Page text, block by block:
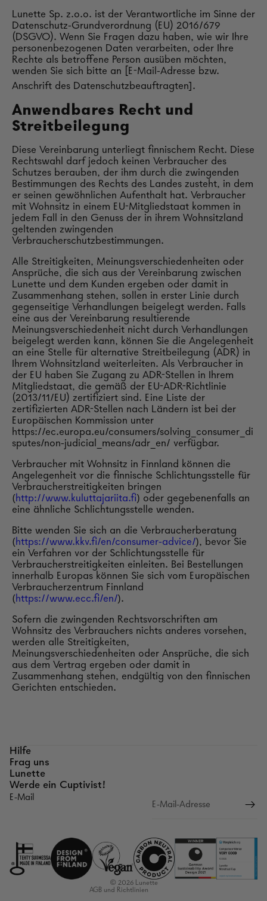
Lunette Sp. z.o.o. ist der Verantwortliche im Sinne der
Datenschutz-Grundverordnung (EU) 2016/679
(DSGVO). Wenn Sie Fragen dazu haben, wie wir Ihre
personenbezogenen Daten verarbeiten, oder Ihre
Rechte als betroffene Person ausüben möchten,
wenden Sie sich bitte an [E-Mail-Adresse bzw.
Anschrift des Datenschutzbeauftragten].
Anwendbares Recht und
Streitbeilegung
Diese Vereinbarung unterliegt finnischem Recht. Diese
Rechtswahl darf jedoch keinen Verbraucher des
Schutzes berauben, der ihm durch die zwingenden
Bestimmungen des Rechts des Landes zusteht, in dem
er seinen gewöhnlichen Aufenthalt hat. Verbraucher
mit Wohnsitz in einem EU-Mitgliedstaat kommen in
jedem Fall in den Genuss der in ihrem Wohnsitzland
geltenden zwingenden
Verbraucherschutzbestimmungen.
Alle Streitigkeiten, Meinungsverschiedenheiten oder
Ansprüche, die sich aus der Vereinbarung zwischen
Lunette und dem Kunden ergeben oder damit in
Zusammenhang stehen, sollen in erster Linie durch
gegenseitige Verhandlungen beigelegt werden. Falls
eine aus der Vereinbarung resultierende
Meinungsverschiedenheit nicht durch Verhandlungen
beigelegt werden kann, können Sie die Angelegenheit
an eine Stelle für alternative Streitbeilegung (ADR) in
Ihrem Wohnsitzland weiterleiten. Als Verbraucher in
der EU haben Sie Zugang zu ADR-Stellen in Ihrem
Mitgliedstaat, die gemäß der EU-ADR-Richtlinie
(2013/11/EU) zertifiziert sind. Eine Liste der
zertifizierten ADR-Stellen nach Ländern ist bei der
Europäischen Kommission unter
https://ec.europa.eu/consumers/solving_consumer_di
sputes/non-judicial_means/adr_en/ verfügbar.
Verbraucher mit Wohnsitz in Finnland können die
Angelegenheit vor die finnische Schlichtungsstelle für
Verbraucherstreitigkeiten bringen
(http://www.kuluttajariita.fi) oder gegebenenfalls an
eine ähnliche Schlichtungsstelle wenden.
Bitte wenden Sie sich an die Verbraucherberatung
(https://www.kkv.fi/en/consumer-advice/), bevor Sie
ein Verfahren vor der Schlichtungsstelle für
Verbraucherstreitigkeiten einleiten. Bei Bestellungen
innerhalb Europas können Sie sich vom Europäischen
Verbraucherzentrum Finnland
(https://www.ecc.fi/en/).
Sofern die zwingenden Rechtsvorschriften am
Wohnsitz des Verbrauchers nichts anderes vorsehen,
werden alle Streitigkeiten,
Meinungsverschiedenheiten oder Ansprüche, die sich
aus dem Vertrag ergeben oder damit in
Zusammenhang stehen, endgültig von den finnischen
Gerichten entschieden.
Hilfe
Frag uns
Lunette
Werde ein Cuptivist!
E-Mail
© 2026 Lunette
AGB und Richtlinien
Versandrichtlinien
Kontaktinformationen